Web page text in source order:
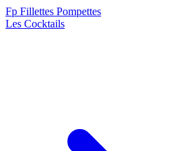
Fp Fillettes Pompettes
Les Cocktails